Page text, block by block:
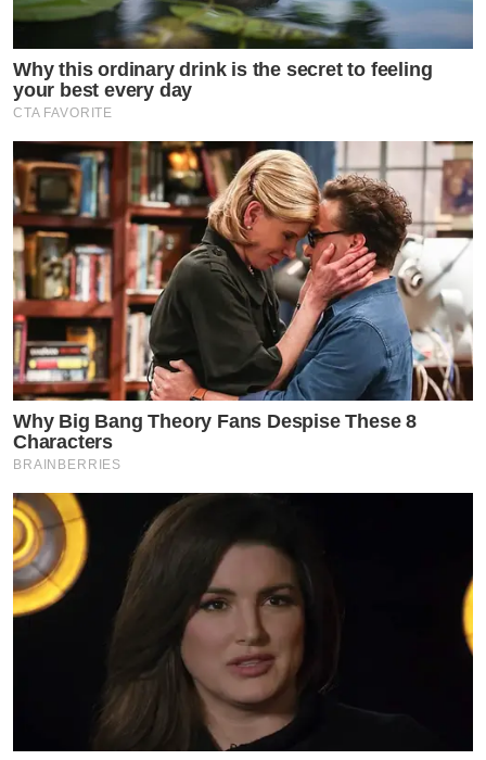
Why this ordinary drink is the secret to feeling
your best every day
CTA FAVORITE
Why Big Bang Theory Fans Despise These 8
Characters
BRAINBERRIES